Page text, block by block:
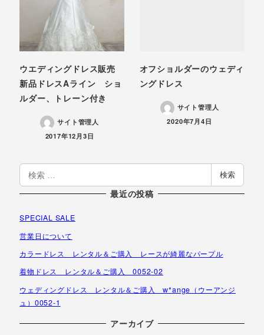
ウエディングドレス販売
新品ドレスAライン ショ
ルダー、トレーン付き
サイト管理人
投稿日
2017年12月3日
オフショルダーのウェディ
ングドレス
サイト管理人
投稿日
2020年7月4日
索
検索
最近の投稿
SPECIAL SALE
営業日について
カラードレス レンタル＆ご購入 レースが綺麗なパープル
着物ドレス レンタル＆ご購入 0052-02
ウェディングドレス レンタル＆ご購入 w*ange（ウーアンジ
ュ）0052-1
アーカイブ